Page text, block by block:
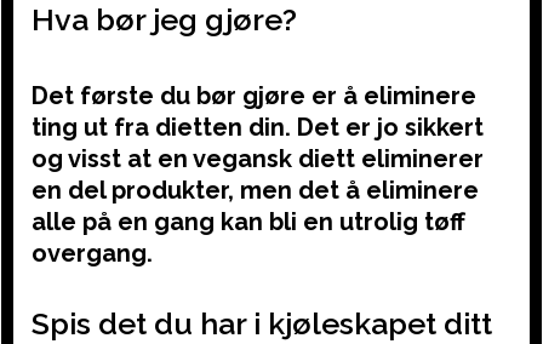
Hva bør jeg gjøre?
Det første du bør gjøre er å eliminere
ting ut fra dietten din. Det er jo sikkert
og visst at en vegansk diett eliminerer
en del produkter, men det å eliminere
alle på en gang kan bli en utrolig tøff
overgang.
Spis det du har i kjøleskapet ditt